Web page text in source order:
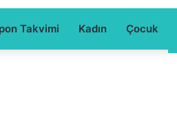
Takvimi Kadın Çocuk